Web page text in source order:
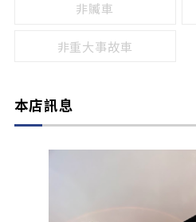
非贓車
非重大事故車
本店訊息